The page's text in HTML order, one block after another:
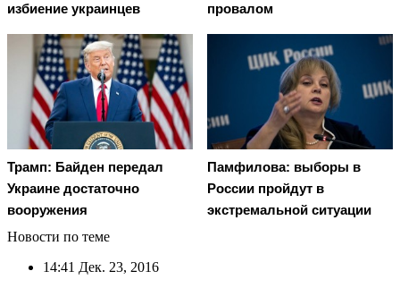
избиение украинцев
провалом
Трамп: Байден передал
Украине достаточно
вооружения
Памфилова: выборы в
России пройдут в
экстремальной ситуации
Новости по теме
14:41 Дек. 23, 2016